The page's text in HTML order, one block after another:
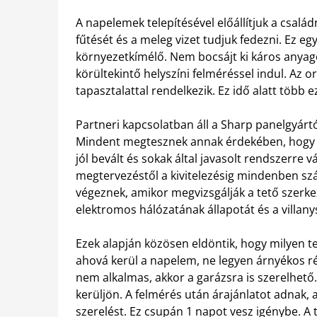
A napelemek telepítésével előállítjuk a
fűtését és a meleg vizet tudjuk fedezni. Ez
környezetkímélő. Nem bocsájt ki káros
körültekintő helyszíni felméréssel indul. Az
tapasztalattal rendelkezik. Ez idő alatt több
Partneri kapcsolatban áll a Sharp
Mindent megtesznek annak érdekében,
jól bevált és sokak által javasolt rendszerre
megtervezéstől a kivitelezésig mindenben
végeznek, amikor megvizsgálják a tető
elektromos hálózatának állapotát és a
Ezek alapján közösen eldöntik, hogy milyen
ahová kerül a napelem, ne legyen árnyékos
nem alkalmas, akkor a garázsra is
kerüljön. A felmérés után árajánlatot adnak,
szerelést. Ez csupán 1 napot vesz igénybe.